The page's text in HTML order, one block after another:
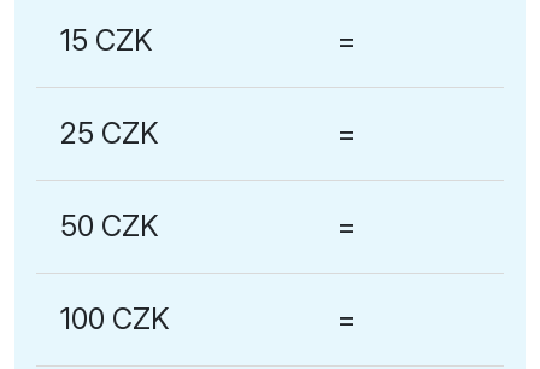
15 CZK =
25 CZK =
50 CZK =
100 CZK =